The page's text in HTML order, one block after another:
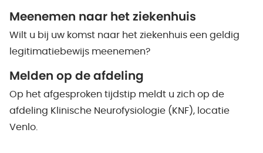
Meenemen naar het ziekenhuis
Wilt u bij uw komst naar het ziekenhuis een geldig
legitimatiebewijs meenemen?
Melden op de afdeling
Op het afgesproken tijdstip meldt u zich op de
afdeling Klinische Neurofysiologie (KNF), locatie
Venlo.